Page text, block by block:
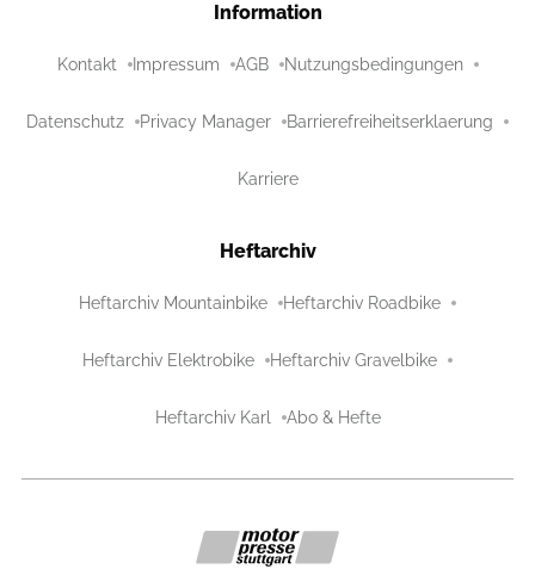
Information
Kontakt Impressum AGB Nutzungsbedingungen
Datenschutz Privacy Manager Barrierefreiheitserklaerung
Karriere
Heftarchiv
Heftarchiv Mountainbike Heftarchiv Roadbike
Heftarchiv Elektrobike Heftarchiv Gravelbike
Heftarchiv Karl Abo & Hefte